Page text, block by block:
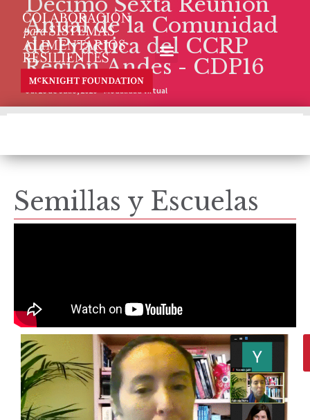
Anual de la Comunidad
de Práctica del CCRP
Región Andes - CDP16
6 al 16 de Julio, 2020 – Modalidad Virtual
Semillas y Escuelas